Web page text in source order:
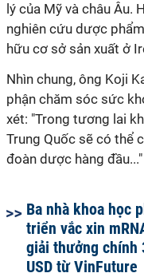
lý của Mỹ và châu Âu.
nghiên cứu dược
hữu cơ sở sản xuất ở
Nhìn chung, ông Koji
phận chăm sóc sức
xét: "Trong tương lai
Trung Quốc sẽ có thể
đoàn dược hàng đầu..."
Ba nhà khoa học
triển vắc xin
giải thưởng chính
USD từ VinFuture